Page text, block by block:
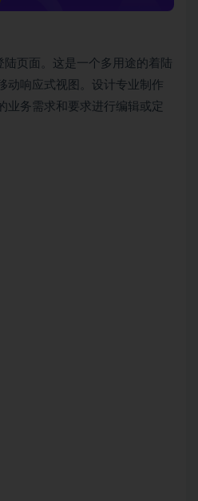
页面。这是一个多用途的着陆
动响应式视图。设计专业制作
业务需求和要求进行编辑或定